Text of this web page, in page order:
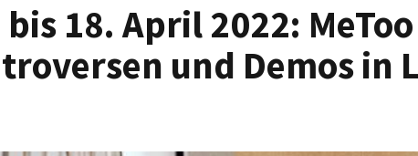
18. April 2022:
und Demos in